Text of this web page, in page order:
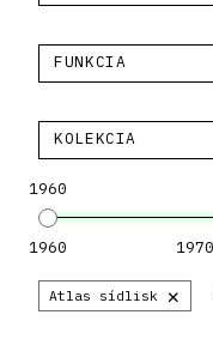
FUNKCIA
KOLEKCIA
1960
1960 1970
Atlas sídlisk ×